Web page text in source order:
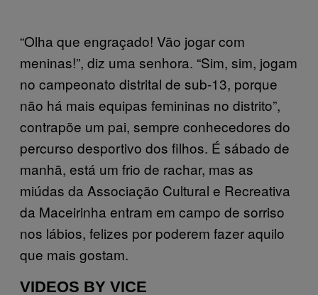
“Olha que engraçado! Vão jogar com
meninas!”, diz uma senhora. “Sim, sim, jogam
no campeonato distrital de sub-13, porque
não há mais equipas femininas no distrito”,
contrapõe um pai, sempre conhecedores do
percurso desportivo dos filhos. É sábado de
manhã, está um frio de rachar, mas as
miúdas da Associação Cultural e Recreativa
da Maceirinha entram em campo de sorriso
nos lábios, felizes por poderem fazer aquilo
que mais gostam.
VIDEOS BY VICE